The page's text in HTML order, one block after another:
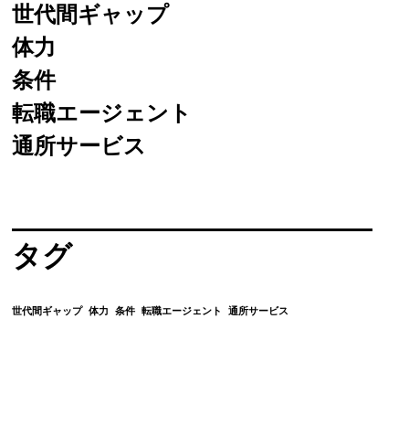
世代間ギャップ
体力
条件
転職エージェント
通所サービス
タグ
世代間ギャップ 体力 条件 転職エージェント 通所サービス